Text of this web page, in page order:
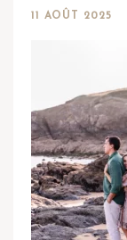
11 AOÛT 2025